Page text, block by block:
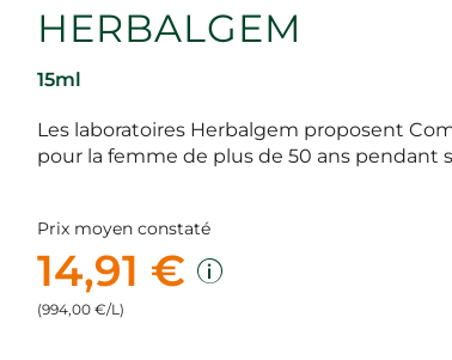
HERBALGEM
15ml
Les laboratoires Herbalgem proposent
pour la femme de plus de 50 ans pendant
Prix moyen constaté
14,91 €
(994,00 €/L)